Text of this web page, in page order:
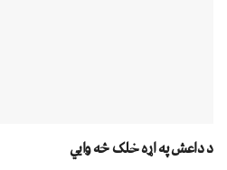
د داعش په اړه خلک څه وايي